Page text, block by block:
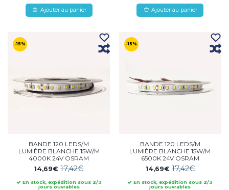
Ajouter au panier Ajouter au panier
-15%
BANDE 120 LEDS/M
LUMIÈRE BLANCHE 15W/M
4000K 24V OSRAM
14,69€17,42€
En stock, expédition sous 2/3
jours ouvrables
-15%
BANDE 120 LEDS/M
LUMIÈRE BLANCHE 15W/M
6500K 24V OSRAM
14,69€17,42€
En stock, expédition sous 2/3
jours ouvrables